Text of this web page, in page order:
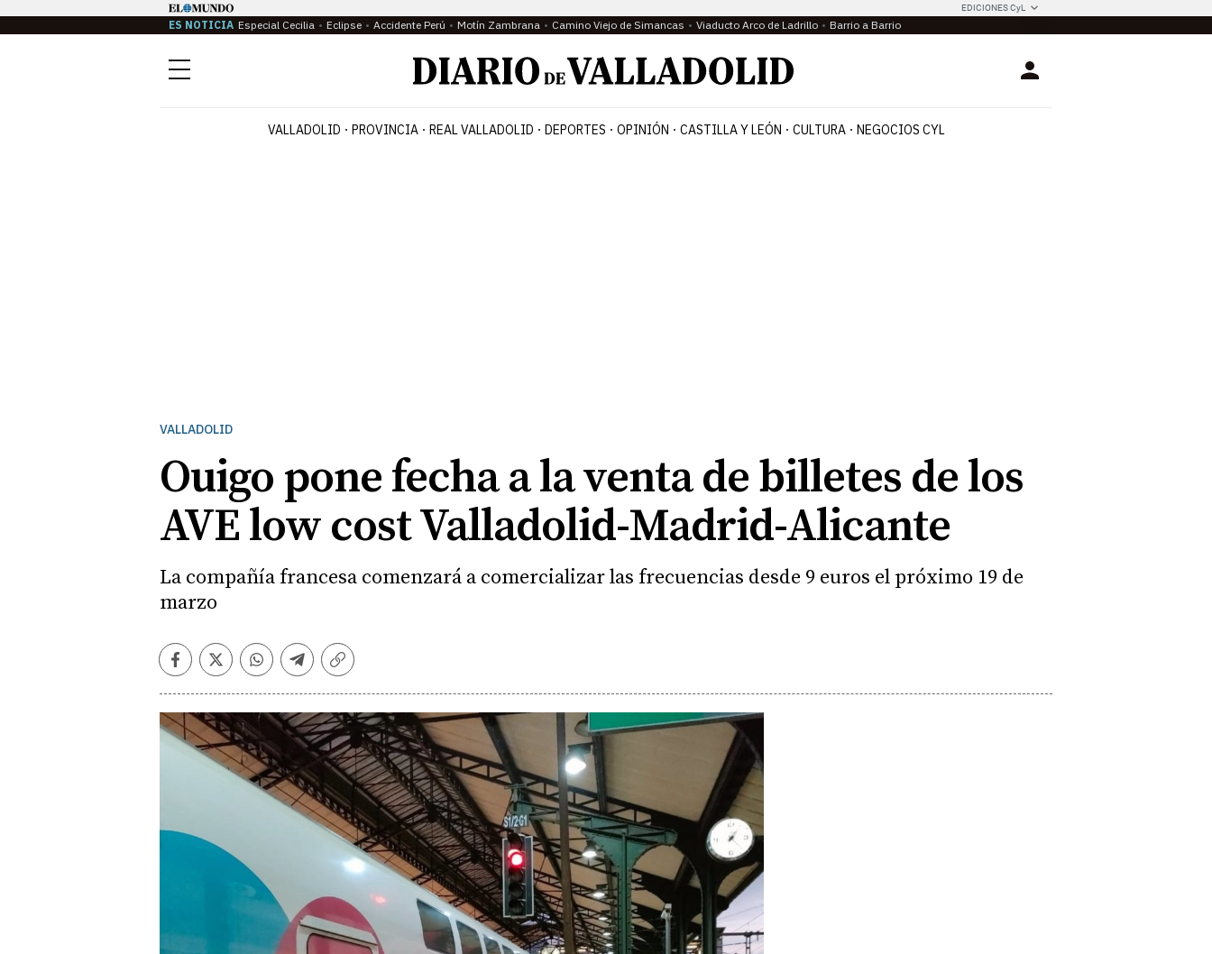
EDICIONES CyL
ES NOTICIA Especial Cecilia Eclipse Accidente Perú Motín Zambrana Camino Viejo de Simancas Viaducto Arco de Ladrillo Barrio a Barrio
Menú Login
VALLADOLID PROVINCIA REAL VALLADOLID DEPORTES OPINIÓN CASTILLA Y LEÓN CULTURA NEGOCIOS CYL
VALLADOLID
Ouigo pone fecha a la venta de billetes de los
AVE low cost Valladolid-Madrid-Alicante
La compañía francesa comenzará a comercializar las frecuencias desde 9 euros el próximo 19 de
marzo
Facebook
TwitterWhatsapp
Telegram
Copiar